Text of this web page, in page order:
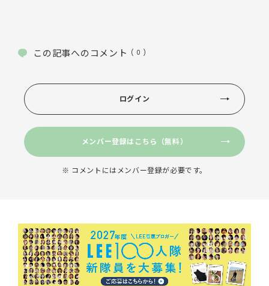
この記事へのコメント ( 0 )
ログイン
メンバー登録はこちら（無料）
※ コメントにはメンバー登録が必要です。